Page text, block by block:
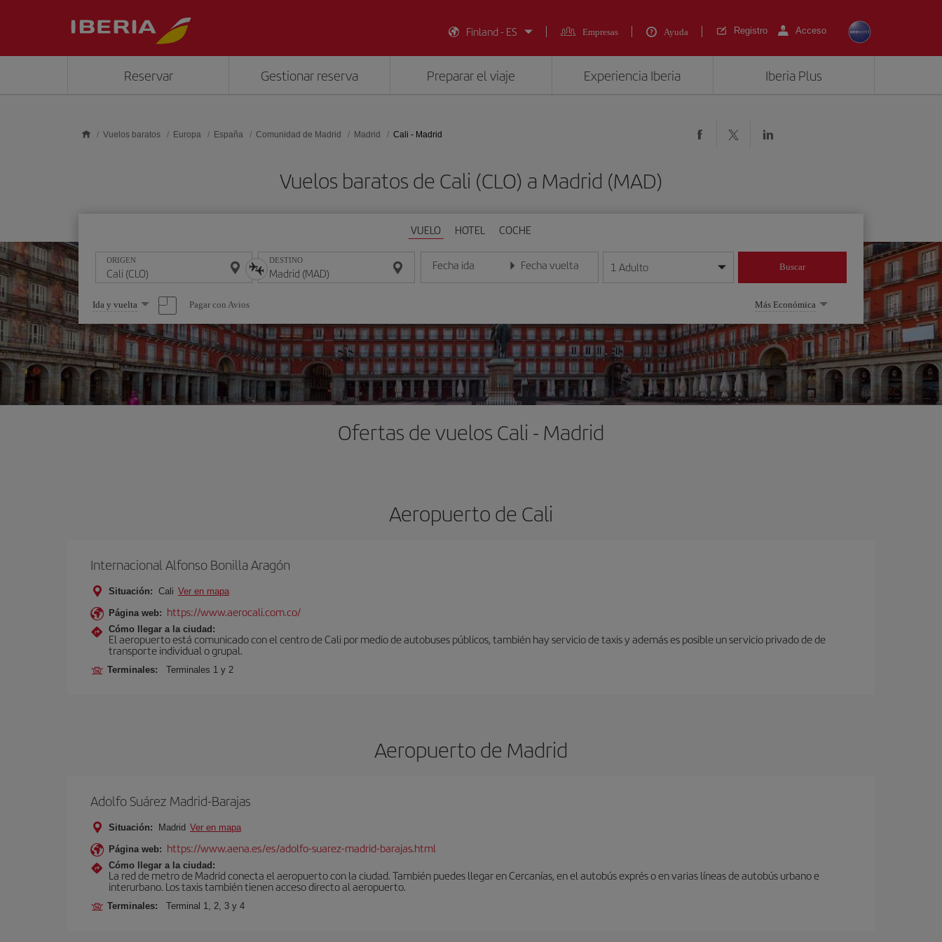
Finland - ES
Empresas Ayuda Registro Acceso
Reservar Gestionar reserva Preparar el viaje Experiencia Iberia Iberia Plus
Vuelos baratos Europa España Comunidad de Madrid Madrid Cali - Madrid
Vuelos baratos de Cali (CLO) a Madrid (MAD)
VUELO HOTEL COCHE
ORIGEN DESTINO Fecha ida
Introduce la fecha en formato día/mes/año
Fecha vuelta
Introduce la fecha en formato día/mes/año
1 Adulto Buscar
Seleccione
una
opción
Ida y vuelta Pagar con Avios Más Económica
Ofertas de vuelos Cali - Madrid
Aeropuerto de Cali
Internacional Alfonso Bonilla Aragón
Situación: Cali Ver en mapa
Página web: https://www.aerocali.com.co/
Cómo llegar a la ciudad:
El aeropuerto está comunicado con el centro de Cali por medio de autobuses públicos, también hay servicio de taxis y además es posible un servicio privado de de
transporte individual o grupal.
Terminales: Terminales 1 y 2
Aeropuerto de Madrid
Adolfo Suárez Madrid-Barajas
Situación: Madrid Ver en mapa
Página web: https://www.aena.es/es/adolfo-suarez-madrid-barajas.html
Cómo llegar a la ciudad:
La red de metro de Madrid conecta el aeropuerto con la ciudad. También puedes llegar en Cercanías, en el autobús exprés o en varias líneas de autobús urbano e
interurbano. Los taxis también tienen acceso directo al aeropuerto.
Terminales: Terminal 1, 2, 3 y 4